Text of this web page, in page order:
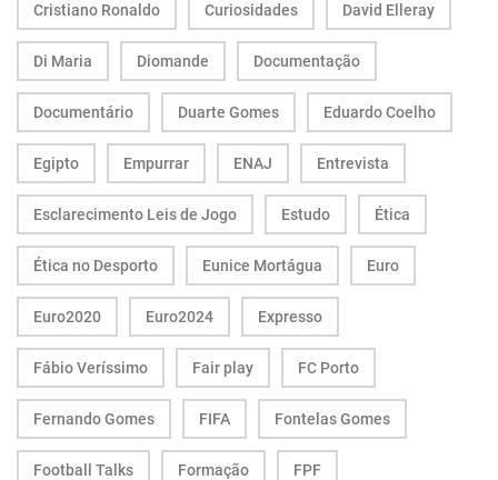
Cristiano Ronaldo Curiosidades David Elleray
Di Maria Diomande Documentação
Documentário Duarte Gomes Eduardo Coelho
Egipto Empurrar ENAJ Entrevista
Esclarecimento Leis de Jogo Estudo Ética
Ética no Desporto Eunice Mortágua Euro
Euro2020 Euro2024 Expresso
Fábio Veríssimo Fair play FC Porto
Fernando Gomes FIFA Fontelas Gomes
Football Talks Formação FPF